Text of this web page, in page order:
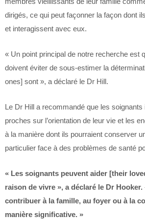
dirigés, ce qui peut façonner la façon dont
et interagissent avec eux.
« Un point principal de notre recherche est
doivent éviter de sous-estimer la
ones] sont », a déclaré le Dr Hill.
Le Dr Hill a recommandé que les soignants
proches sur l’orientation de leur vie et les
à la manière dont ils pourraient conserver
particulier face à des problèmes de santé
« Les soignants peuvent aider [their
raison de vivre », a déclaré le Dr Hooker.
contribuer à la famille, au foyer ou à la
manière significative. »